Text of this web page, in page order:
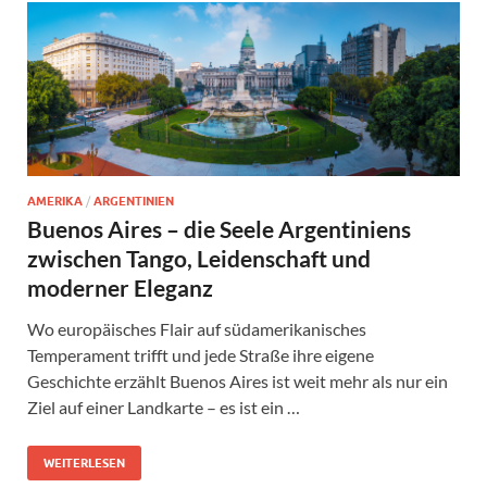
AMERIKA / ARGENTINIEN
Buenos Aires – die Seele Argentiniens
zwischen Tango, Leidenschaft und
moderner Eleganz
Wo europäisches Flair auf südamerikanisches
Temperament trifft und jede Straße ihre eigene
Geschichte erzählt Buenos Aires ist weit mehr als nur ein
Ziel auf einer Landkarte – es ist ein …
WEITERLESEN